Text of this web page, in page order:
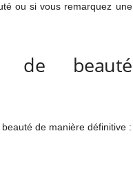
ou si vous remarquez une
de beauté
de manière définitive :